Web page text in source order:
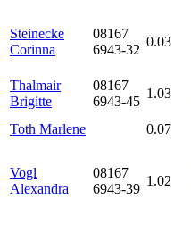
Steinecke
Corinna
08167
6943-32
0.03
Thalmair
Brigitte
08167
6943-45
1.03
Toth Marlene
0.07
Vogl
Alexandra
08167
6943-39
1.02